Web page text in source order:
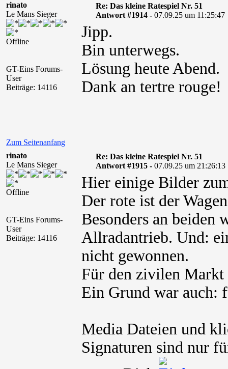
rinato
Le Mans Sieger
Offline
GT-Eins Forums-
User
Beiträge: 14116
Re: Das kleine Ratespiel Nr. 51
Antwort #1914 - 07.09.25 um 11:25:47
Jipp.
Bin unterwegs.
Lösung heute Abend.
Dank an tertre rouge!
Zum Seitenanfang
rinato
Le Mans Sieger
Offline
GT-Eins Forums-
User
Beiträge: 14116
Re: Das kleine Ratespiel Nr. 51
Antwort #1915 - 07.09.25 um 21:26:13
Hier einige Bilder
Der rote ist der
Besonders an beiden
Allradantrieb. Und:
nicht gewonnen.
Für den zivilen Markt
Ein Grund war auch:
Media Dateien und
Signaturen sind nur